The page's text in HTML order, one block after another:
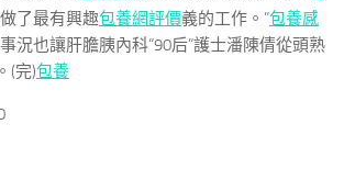
了最有興趣包養網評價義的工作。”包養感
況也讓肝膽胰內科“90后”護士潘陳倩從頭熟
(完)包養